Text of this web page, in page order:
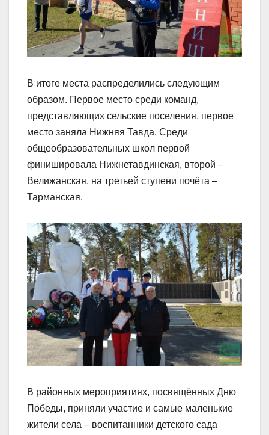
В итоге места распределились следующим
образом. Первое место среди команд,
представляющих сельские поселения, первое
место заняла Нижняя Тавда. Среди
общеобразовательных школ первой
финишировала Нижнетавдинская, второй –
Велижанская, на третьей ступени почёта –
Тарманская.
В районных мероприятиях, посвящённых Дню
Победы, приняли участие и самые маленькие
жители села – воспитанники детского сада